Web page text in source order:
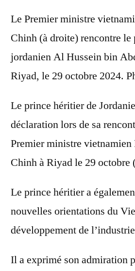
Le Premier ministre
Chinh (à droite) rencontre
jordanien Al Hussein bin
Riyad, le 29 octobre 2024.
Le prince héritier de
déclaration lors de sa
Premier ministre
Chinh à Riyad le 29 octobre
Le prince héritier a
nouvelles orientations du
développement de
Il a exprimé son admiration